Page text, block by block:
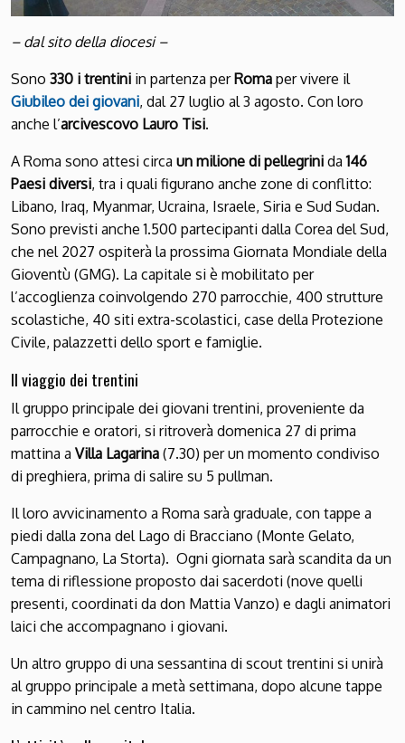
– dal sito della diocesi –
Sono 330 i trentini in partenza per Roma per vivere il
Giubileo dei giovani, dal 27 luglio al 3 agosto. Con loro
anche l’arcivescovo Lauro Tisi.
A Roma sono attesi circa un milione di pellegrini da146
Paesi diversi, tra i quali figurano anche zone di conflitto:
Libano, Iraq, Myanmar, Ucraina, Israele, Siria e Sud Sudan.
Sono previsti anche 1.500 partecipanti dalla Corea del Sud,
che nel 2027 ospiterà la prossima Giornata Mondiale della
Gioventù (GMG). La capitale si è mobilitato per
l’accoglienza coinvolgendo 270 parrocchie, 400 strutture
scolastiche, 40 siti extra-scolastici, case della Protezione
Civile, palazzetti dello sport e famiglie.
Il viaggio dei trentini
Il gruppo principale dei giovani trentini, proveniente da
parrocchie e oratori, si ritroverà domenica 27 di prima
mattina a Villa Lagarina (7.30) per un momento condiviso
di preghiera, prima di salire su 5 pullman.
Il loro avvicinamento a Roma sarà graduale, con tappe a
piedi dalla zona del Lago di Bracciano (Monte Gelato,
Campagnano, La Storta). Ogni giornata sarà scandita da un
tema di riflessione proposto dai sacerdoti (nove quelli
presenti, coordinati da don Mattia Vanzo) e dagli animatori
laici che accompagnano i giovani.
Un altro gruppo di una sessantina di scout trentini si unirà
al gruppo principale a metà settimana, dopo alcune tappe
in cammino nel centro Italia.